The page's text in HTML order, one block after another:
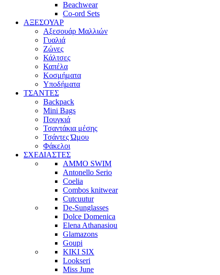
Beachwear
Co-ord Sets
ΑΞΕΣΟΥΑΡ
Αξεσουάρ Μαλλιών
Γυαλιά
Ζώνες
Κάλτσες
Καπέλα
Κοσμήματα
Υποδήματα
ΤΣΑΝΤΕΣ
Backpack
Mini Bags
Πουγκιά
Τσαντάκια μέσης
Τσάντες Ώμου
Φάκελοι
ΣΧΕΔΙΑΣΤΕΣ
AMMO SWIM
Antonello Serio
Coelia
Combos knitwear
Cutcuutur
De-Sunglasses
Dolce Domenica
Elena Athanasiou
Glamazons
Goupi
KIKI SIX
Lookseri
Miss June